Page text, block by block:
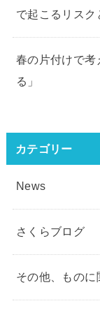
で起こるリスク
春の片付けで考
る」
カテゴリー
News
さくらブログ
その他、ものに